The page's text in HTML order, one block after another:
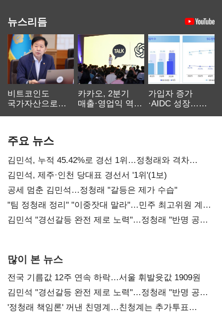
뉴스리듬
비트코인도
국가자산으로…'
카카오, 2분기
매출·영업익 역대
가입자 증가
·AIDC 성장…
주요 뉴스
김민석, 누적 45.42%로 경선 1위…정청래와 격차
0.86%p(2보)
김민석, 제주·인천 당대표 경선서 '1위'(1보)
공세 멈춘 김민석…정청래 "갈등은 제가 수습"
"팀 정청래 정리" "이중잣대 말라"…민주 최고위원 계파
다툼 격화
김민석 "경선갈등 완전 제로 노력"…정청래 "반명 공세
많이 본 뉴스
전국 기름값 12주 연속 하락…서울 휘발윳값 1909원
김민석 "경선갈등 완전 제로 노력"…정청래 "반명 공세
사과부터"
'정청래 책임론' 꺼낸 친명계…친청계는 추가투표